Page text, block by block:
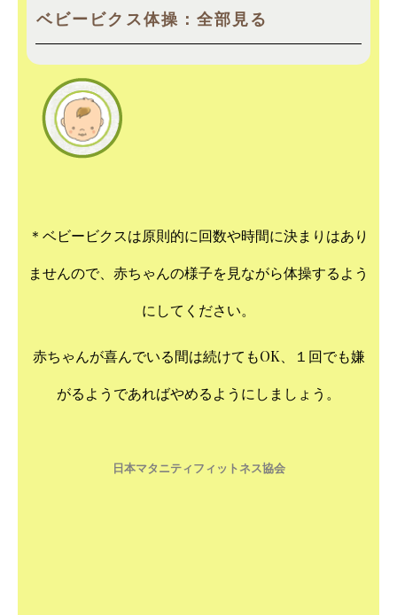
ベビービクス体操：全部見る
＊ベビービクスは原則的に回数や時間に決まりはあり
ませんので、赤ちゃんの様子を見ながら体操するよう
にしてください。
赤ちゃんが喜んでいる間は続けてもOK、１回でも嫌
がるようであればやめるようにしましょう。
日本マタニティフィットネス協会